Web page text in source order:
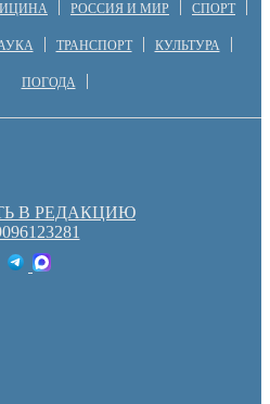
РОССИЯ И МИР СПОРТ
ТРАНСПОРТ КУЛЬТУРА
ПОГОДА
В РЕДАКЦИЮ